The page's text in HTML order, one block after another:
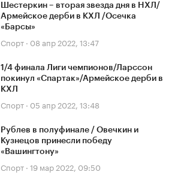
Шестеркин – вторая звезда дня в НХЛ/
Армейское дерби в КХЛ /Осечка
«Барсы»
Спорт · 08 апр 2022, 13:47
1/4 финала Лиги чемпионов/Ларссон
покинул «Спартак»/Армейское дерби в
КХЛ
Спорт · 05 апр 2022, 13:48
Рублев в полуфинале / Овечкин и
Кузнецов принесли победу
«Вашингтону»
Спорт · 19 мар 2022, 09:50